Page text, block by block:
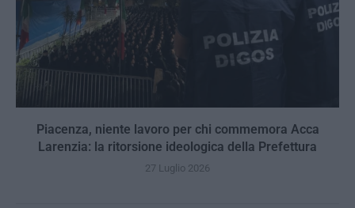
Piacenza, niente lavoro per chi commemora Acca
Larenzia: la ritorsione ideologica della Prefettura
27 Luglio 2026